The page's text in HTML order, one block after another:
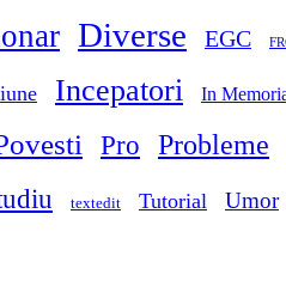
Diverse EGC
Incepatori In
Pro Probleme
textedit Tutorial Umor